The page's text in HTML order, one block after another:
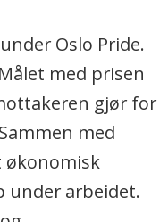
Oslo Pride.
med prisen
gjør for
med
økonomisk
under arbeidet.